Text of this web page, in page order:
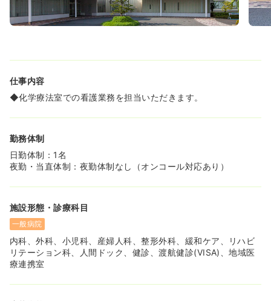
◆20代や小さいお子様がいるママさんナースも多く活躍さ
れています！
◆院内には託児所を併設！安心して働ける環境がございま
≪上京される方に嬉しい！借り上げ寮制度がございます！
≫
◆自己負担12,000円/月～で住むことが可能ですので、上
京される方にもオススメです！
ます。
≪教育制度充実♪認定看護師・助産師も目指せます！≫
◆中途入職者に対して、プリセプターをつけて指導して下
さる環境です。
す。
◆褥瘡管理・尿失禁ケア・薬理・スピリチュアルケア・看
護管理と言った、専門分野コース別の勉強会を開催すると
共に、助産師など資格取得のための奨学金制度がありま
す。
◆インターネット研修も行っており自宅で研修を受けられ
ますので、スキルアップを希望の方、ブランクを埋めたい
という方にもオススメの環境です！
仕事内容
◆化学療法室での看護業務を担当いただきます。
勤務体制
日勤体制：1名
夜勤・当直体制：夜勤体制なし（オンコール対応あり）
施設形態・診療科目
一般病院
内科、外科、小児科、産婦人科、整形外科、緩和ケア、リハビ
リテーション科、人間ドック、健診、渡航健診(VISA)、地域医
療連携室